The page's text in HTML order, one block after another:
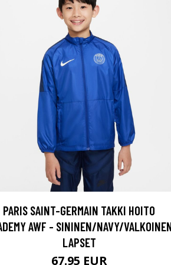
PARIS SAINT-GERMAIN TAKKI HOITO
AWF - SININEN/NAVY/
LAPSET
67.95 EUR